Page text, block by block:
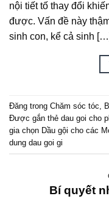
nội tiết tố thay đổi
được. Vấn đề này
sinh con, kể cả sinh
Đăng trong Chăm sóc tóc
Được gắn thẻ dau goi cho
gia chọn Dầu gội cho các
dung dau goi gi
Bí quyết